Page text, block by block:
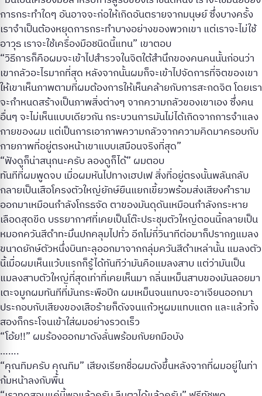
การกระทำใดๆ อันอาจจะก่อให้เกิดอันตรายจากมนุษย์ ซึ่งบางครั้ง
เราจำเป็นต้องหยุดการกระทำบางอย่างของพวกเขา แต่เราจะไม่ใช้
อาวุธ เราจะใช้เครื่องมือชนิดนี้แทน” เขาตอบ
“วิธีการก็คือผมจะเข้าไปสำรวจในจิตใต้สำนึกของคนคนนั้นก่อนว่า
เขากลัวอะไรมากที่สุด หลังจากนั้นผมก็จะเข้าไปจัดการที่จิตของเขา
ให้เขาเห็นภาพตามที่ผมต้องการให้เห็นคล้ายกับการสะกดจิต โดยเรา
จะกำหนดสร้างเป็นภาพสิ่งต่างๆ จากความกลัวของเขาเอง ซึ่งคน
อื่นๆ จะไม่เห็นแบบเดียวกัน กระบวนการมันไม่ได้เกิดจากการจำแลง
กายของผม แต่เป็นการเอาภาพความกลัวจากความคิดมาครอบกับ
กายภาพที่อยู่ตรงหน้าเขาแบบเสมือนจริงที่สุด”
“ฟังดูก็น่าสนุกนะครับ ลองดูก็ได้” ผมตอบ
ทันทีที่ผมพูดจบ เมื่อผมหันไปทางเฮปเฟ สิ่งที่อยู่ตรงนั้นพลันกลับ
กลายเป็นเสือโครงตัวใหญ่ยักษ์ยืนแยกเขี้ยวพร้อมส่งเสียงคำราม
ออกมาเหมือนกำลังโกรธจัด ตาของมันดุดันเหมือนกำลังกระหาย
เลือดสุดขีด บรรยากาศที่เคยเป็นโต๊ะประชุมตัวใหญ่ตอนนี้กลายเป็น
หมอกควันสีดำทะมึนปกคลุมไปทั่ว อีกไม่กี่วินาทีต่อมาก็ปรากฏแมลง
ขนาดยักษ์ตัวหนึ่งบินทะลุออกมาจากกลุ่มควันสีดำเหล่านั้น แมลงตัว
นี้เมื่อผมเห็นแว้บแรกก็รู้ได้ทันทีว่ามันคือแมลงสาบ แต่ว่ามันเป็น
แมลงสาบตัวใหญ่ที่สุดเท่าที่เคยเห็นมา กลิ่นเหม็นสาบของมันลอยมา
เตะจมูกผมทันทีที่มันกระพือปีก ผมเหม็นจนแทบจะอาเจียนออกมา
ประกอบกับเสียงของเสือร้ายก็ดังจนแก้วหูผมแทบแตก และแล้วทั้ง
สองก็กระโจนเข้าใส่ผมอย่างรวดเร็ว
“โอ้ย!!” ผมร้องออกมาดังลั่นพร้อมกับยกมือบัง
…….
“คุณทิมครับ คุณทิม” เสียงเรียกชื่อผมดังขึ้นหลังจากที่ผมอยู่ในท่า
ก้มหน้าลงกับพื้น